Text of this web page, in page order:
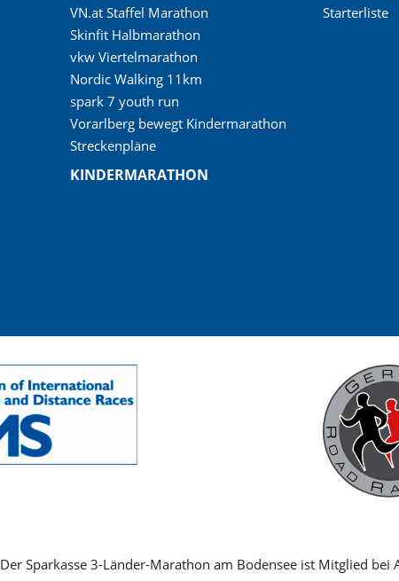
VN.at Staffel Marathon
Skinfit Halbmarathon
vkw Viertelmarathon
Nordic Walking 11km
spark 7 youth run
Vorarlberg bewegt Kindermarathon
Streckenpläne
KINDERMARATHON
Starterliste
Der Sparkasse 3-Länder-Marathon am Bodensee ist Mitglied bei